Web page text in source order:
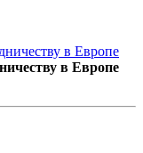
в Европе